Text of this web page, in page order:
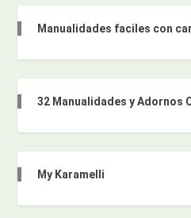
Manualidades faciles con
32 Manualidades y Adornos
My Karamelli